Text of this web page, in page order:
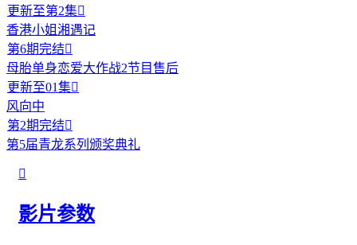
更新至第2集
香港小姐湘遇记
第6期完结
母胎单身恋爱大作战2节目售后
更新至01集
风向中
第2期完结
第5届青龙系列颁奖典礼

影片参数